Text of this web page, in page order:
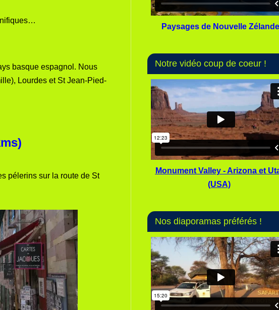
basque espagnol. Nous
Lourdes et St Jean-Pied-
pélerins sur la route de St
Paysages de Nouvelle Zélande
Notre vidéo coup de coeur !
Monument Valley - Arizona et
(USA)
Nos diaporamas préférés !